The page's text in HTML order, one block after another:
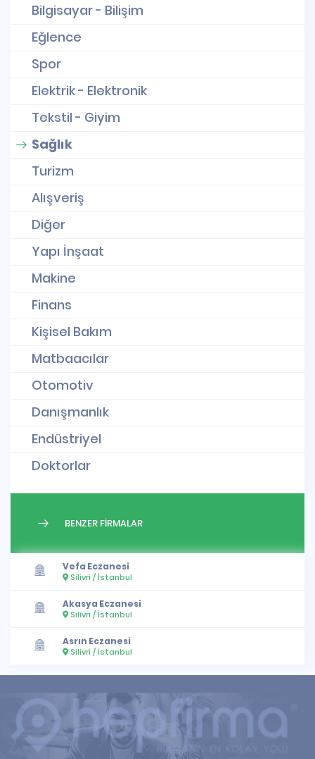
Bilgisayar - Bilişim
Eğlence
Spor
Elektrik - Elektronik
Tekstil - Giyim
Sağlık
Turizm
Alışveriş
Diğer
Yapı İnşaat
Makine
Finans
Kişisel Bakım
Matbaacılar
Otomotiv
Danışmanlık
Endüstriyel
Doktorlar
BENZER FİRMALAR
Vefa Eczanesi
Silivri / İstanbul
Akasya Eczanesi
Silivri / İstanbul
Asrın Eczanesi
Silivri / İstanbul